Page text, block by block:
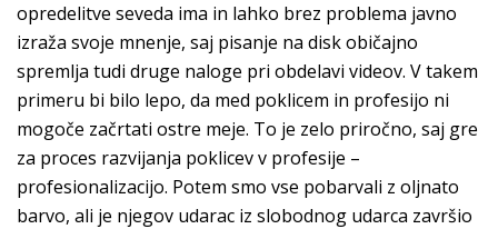
opredelitve seveda ima in lahko brez problema javno
izraža svoje mnenje, saj pisanje na disk običajno
spremlja tudi druge naloge pri obdelavi videov. V takem
primeru bi bilo lepo, da med poklicem in profesijo ni
mogoče začrtati ostre meje. To je zelo priročno, saj gre
za proces razvijanja poklicev v profesije –
profesionalizacijo. Potem smo vse pobarvali z oljnato
barvo, ali je njegov udarac iz slobodnog udarca završio